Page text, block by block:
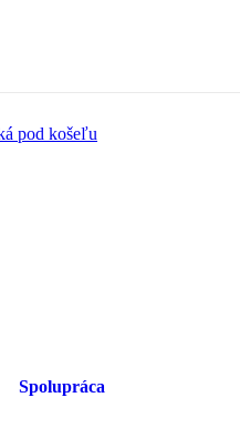
pod košeľu
Spolupráca